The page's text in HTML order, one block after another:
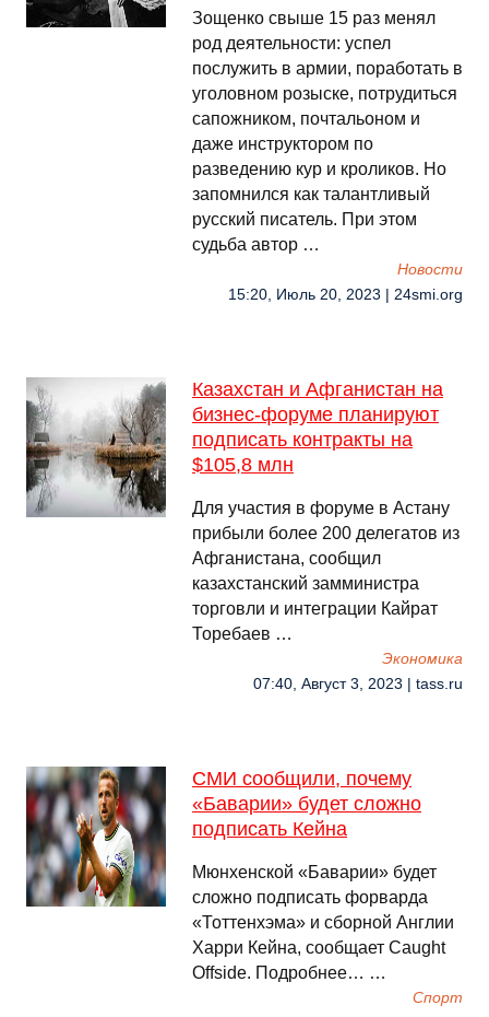
Зощенко свыше 15 раз менял
род деятельности: успел
послужить в армии, поработать в
уголовном розыске, потрудиться
сапожником, почтальоном и
даже инструктором по
разведению кур и кроликов. Но
запомнился как талантливый
русский писатель. При этом
судьба автор …
Новости
15:20, Июль 20, 2023 | 24smi.org
Казахстан и Афганистан на
бизнес-форуме планируют
подписать контракты на
$105,8 млн
Для участия в форуме в Астану
прибыли более 200 делегатов из
Афганистана, сообщил
казахстанский замминистра
торговли и интеграции Кайрат
Торебаев …
Экономика
07:40, Август 3, 2023 | tass.ru
СМИ сообщили, почему
«Баварии» будет сложно
подписать Кейна
Мюнхенской «Баварии» будет
сложно подписать форварда
«Тоттенхэма» и сборной Англии
Харри Кейна, сообщает Caught
Offside. Подробнее… …
Спорт